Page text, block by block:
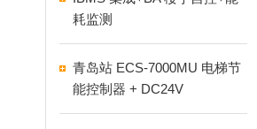
耗监测
青岛站 ECS-7000MU 电梯节
能控制器 + DC24V